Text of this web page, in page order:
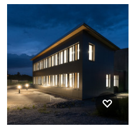
Modern inredning av ett
mellanstort hemmastudio